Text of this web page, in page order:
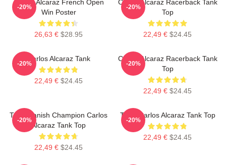
Carlos Alcaraz French Open
Win Poster
26,63 € $28.95
-20%
Carlos Alcaraz Racerback Tank
Top
22,49 € $24.45
-20%
Carlos Alcaraz Tank
22,49 € $24.45
-20%
Carlos Alcaraz Racerback Tank
Top
22,49 € $24.45
-20%
The Spanish Champion Carlos
Alcaraz Tank Top
22,49 € $24.45
-20%
Tenis Carlos Alcaraz Tank Top
22,49 € $24.45
-20%